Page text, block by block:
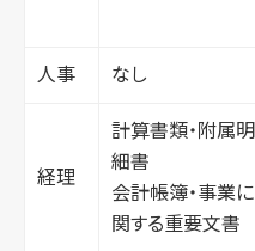
人事 なし
経理
計算書類・附属明
細書
会計帳簿・事業に
関する重要文書